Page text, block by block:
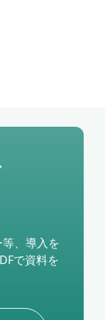
、導入を
で資料を